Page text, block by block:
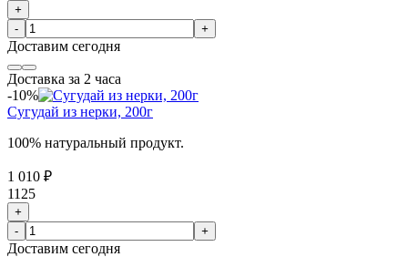
+
-
+
Доставим сегодня
Доставка за 2 часа
-10%
Сугудай из нерки, 200г
100% натуральный продукт.
1 010 ₽
1125
+
-
+
Доставим сегодня